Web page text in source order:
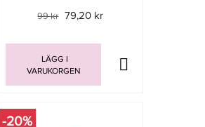
99 kr 79,20 kr
LÄGG I
VARUKORGEN
-20%